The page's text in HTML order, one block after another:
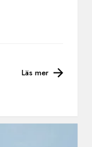
Läs mer